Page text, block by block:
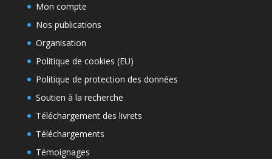
Mon compte
Nos publications
Organisation
Politique de cookies (EU)
Politique de protection des données
Soutien à la recherche
Téléchargement des livrets
Téléchargements
Témoignages